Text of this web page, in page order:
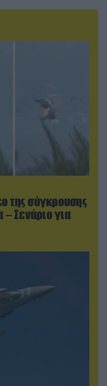
της σύγκρουσης
Σενάριο για